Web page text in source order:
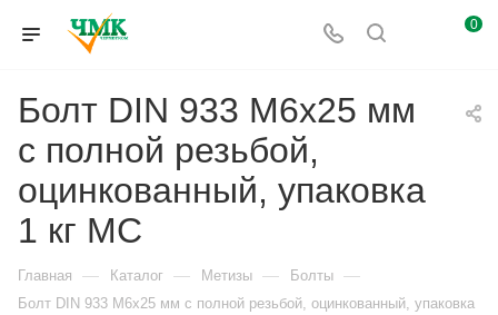
0
Болт DIN 933 М6х25 мм
с полной резьбой,
оцинкованный, упаковка
1 кг МС
Главная — Каталог — Метизы — Болты —
Болт DIN 933 М6х25 мм с полной резьбой, оцинкованный, упаковка